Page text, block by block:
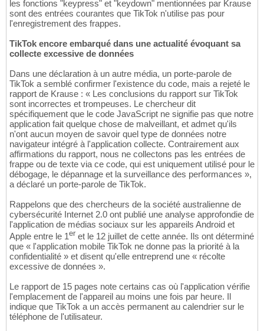
les fonctions "keypress" et "keydown" mentionnées par Krause
sont des entrées courantes que TikTok n'utilise pas pour
l'enregistrement des frappes.
TikTok encore embarqué dans une actualité évoquant sa
collecte excessive de données
Dans une déclaration à un autre média, un porte-parole de
TikTok a semblé confirmer l'existence du code, mais a rejeté le
rapport de Krause : « Les conclusions du rapport sur TikTok
sont incorrectes et trompeuses. Le chercheur dit
spécifiquement que le code JavaScript ne signifie pas que notre
application fait quelque chose de malveillant, et admet qu'ils
n'ont aucun moyen de savoir quel type de données notre
navigateur intégré à l'application collecte. Contrairement aux
affirmations du rapport, nous ne collectons pas les entrées de
frappe ou de texte via ce code, qui est uniquement utilisé pour le
débogage, le dépannage et la surveillance des performances »,
a déclaré un porte-parole de TikTok.
Rappelons que des chercheurs de la société australienne de
cybersécurité Internet 2.0 ont publié une analyse approfondie de
l'application de médias sociaux sur les appareils Android et
Apple entre le 1er et le 12 juillet de cette année. Ils ont déterminé
que « l'application mobile TikTok ne donne pas la priorité à la
confidentialité » et disent qu'elle entreprend une « récolte
excessive de données ».
Le rapport de 15 pages note certains cas où l'application vérifie
l'emplacement de l'appareil au moins une fois par heure. Il
indique que TikTok a un accès permanent au calendrier sur le
téléphone de l'utilisateur.